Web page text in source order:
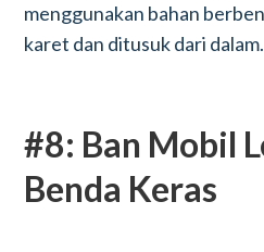
menggunakan bahan
karet dan ditusuk dari dalam.
#8: Ban Mobil
Benda Keras